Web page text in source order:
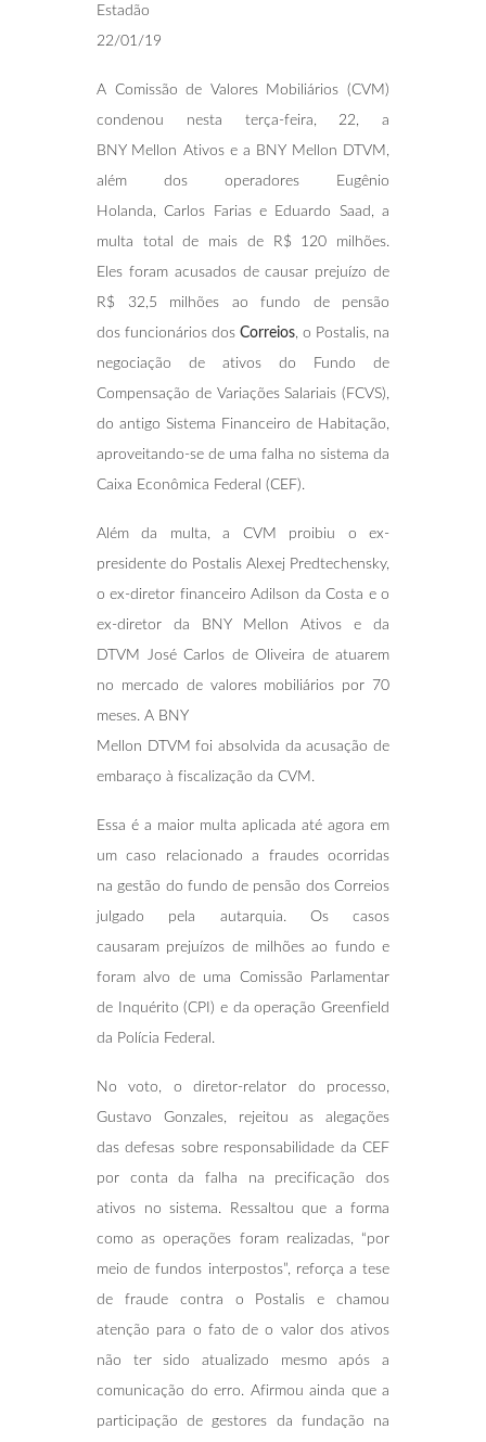
Estadão
22/01/19
A Comissão de Valores Mobiliários (CVM)
condenou nesta terça-feira, 22, a
BNY Mellon Ativos e a BNY Mellon DTVM,
além dos operadores Eugênio
Holanda, Carlos Farias e Eduardo Saad, a
multa total de mais de R$ 120 milhões.
Eles foram acusados de causar prejuízo de
R$ 32,5 milhões ao fundo de pensão
dos funcionários dos Correios , o Postalis, na
negociação de ativos do Fundo de
Compensação de Variações Salariais (FCVS),
do antigo Sistema Financeiro de Habitação,
aproveitando-se de uma falha no sistema da
Caixa Econômica Federal (CEF).
Além da multa, a CVM proibiu o ex-
presidente do Postalis Alexej Predtechensky,
o ex-diretor financeiro Adilson da Costa e o
ex-diretor da BNY Mellon Ativos e da
DTVM José Carlos de Oliveira de atuarem
no mercado de valores mobiliários por 70
meses. A BNY
Mellon DTVM foi absolvida da acusação de
embaraço à fiscalização da CVM.
Essa é a maior multa aplicada até agora em
um caso relacionado a fraudes ocorridas
na gestão do fundo de pensão dos Correios
julgado pela autarquia. Os casos
causaram prejuízos de milhões ao fundo e
foram alvo de uma Comissão Parlamentar
de Inquérito (CPI) e da operação Greenfield
da Polícia Federal.
No voto, o diretor-relator do processo,
Gustavo Gonzales, rejeitou as alegações
das defesas sobre responsabilidade da CEF
por conta da falha na precificação dos
ativos no sistema. Ressaltou que a forma
como as operações foram realizadas, “por
meio de fundos interpostos”, reforça a tese
de fraude contra o Postalis e chamou
atenção para o fato de o valor dos ativos
não ter sido atualizado mesmo após a
comunicação do erro. Afirmou ainda que a
participação de gestores da fundação na